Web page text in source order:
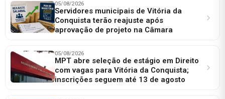
05/08/2026
Servidores municipais de Vitória da
Conquista terão reajuste após
aprovação de projeto na Câmara
05/08/2026
MPT abre seleção de estágio em Direito
com vagas para Vitória da Conquista;
inscrições seguem até 13 de agosto